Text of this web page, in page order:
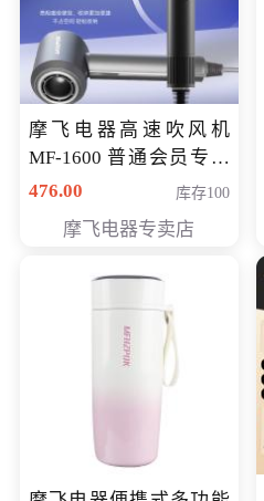
摩飞电器高速吹风机
MF-1600 普通会员专享
价298元
476.00 库存100
摩飞电器专卖店